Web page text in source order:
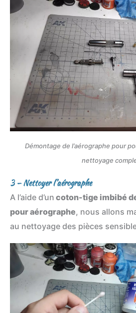
Démontage de l’aérographe pour
nettoyage
3 – Nettoyer l’aérographe
A l’aide d’un coton-tige imbibé
pour aérographe, nous allons
au nettoyage des pièces